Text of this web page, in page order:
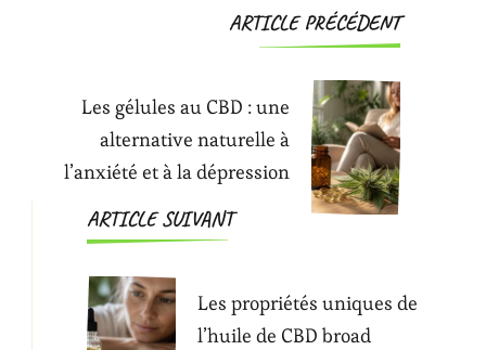
Navigation
ARTICLE PRÉCÉDENT
Les gélules au CBD : une
alternative naturelle à
l’anxiété et à la dépression
ARTICLE SUIVANT
Les propriétés uniques de
l’huile de CBD broad